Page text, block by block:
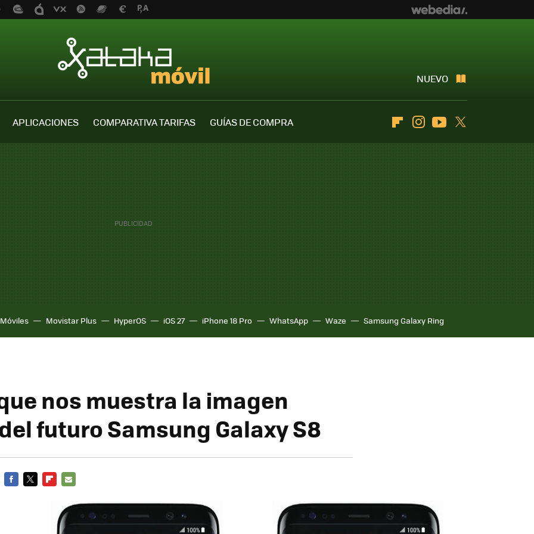
NUEVO
APLICACIONES COMPARATIVA TARIFAS GUÍAS DE COMPRA FlipboardInstagramYoutube
Móviles Movistar Plus HyperOS iOS 27 iPhone 18 Pro WhatsApp Waze Samsung Galaxy Ring
nos muestra la imagen
futuro Samsung Galaxy S8
MAIL